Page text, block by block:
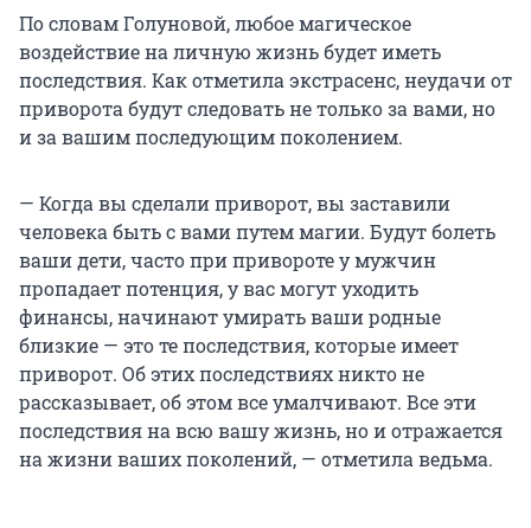
По словам Голуновой, любое магическое
воздействие на личную жизнь будет иметь
последствия. Как отметила экстрасенс, неудачи от
приворота будут следовать не только за вами, но
и за вашим последующим поколением.
— Когда вы сделали приворот, вы заставили
человека быть с вами путем магии. Будут болеть
ваши дети, часто при привороте у мужчин
пропадает потенция, у вас могут уходить
финансы, начинают умирать ваши родные
близкие — это те последствия, которые имеет
приворот. Об этих последствиях никто не
рассказывает, об этом все умалчивают. Все эти
последствия на всю вашу жизнь, но и отражается
на жизни ваших поколений, — отметила ведьма.